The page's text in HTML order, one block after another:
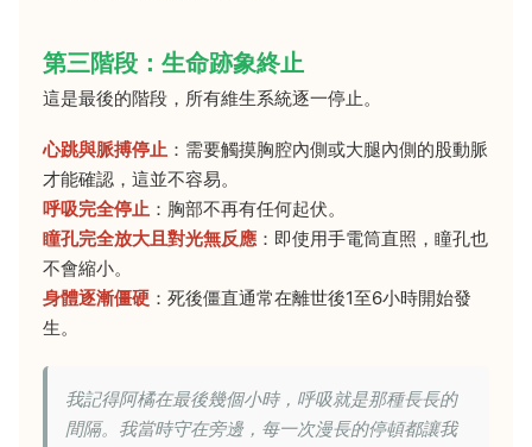
第三階段：生命跡象終止
這是最後的階段，所有維生系統逐一停止。
心跳與脈搏停止 ：需要觸摸胸腔內側或大腿內側的股動脈
才能確認，這並不容易。
呼吸完全停止 ：胸部不再有任何起伏。
瞳孔完全放大且對光無反應 ：即使用手電筒直照，瞳孔也
不會縮小。
身體逐漸僵硬 ：死後僵直通常在離世後1至6小時開始發
生。
我記得阿橘在最後幾個小時，呼吸就是那種長長的
間隔。我當時守在旁邊，每一次漫長的停頓都讓我